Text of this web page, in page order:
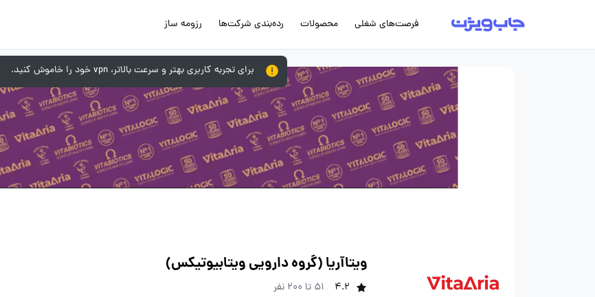
فرصت‌های شغلی محصولات رده‌بندی شرکت‌ها رزومه ساز
ویتاآریا (گروه دارویی ویتابیوتیکس)
4.2
51 تا 200 نفر
برای تجربه کاربری بهتر و سرعت بالاتر، vpn خود را خاموش کنید.